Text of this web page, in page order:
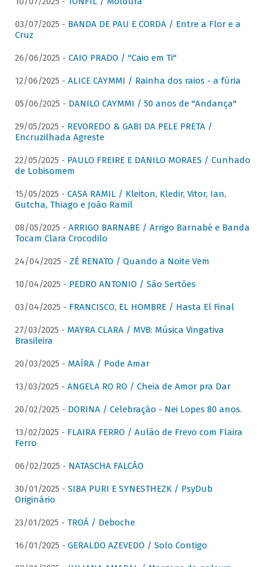
03/07/2025 - BANDA DE PAU E CORDA / Entre a Flor e a
Cruz
26/06/2025 - CAIO PRADO / "Caio em Ti"
12/06/2025 - ALICE CAYMMI / Rainha dos raios - a fúria
05/06/2025 - DANILO CAYMMI / 50 anos de "Andança"
29/05/2025 - REVOREDO & GABI DA PELE PRETA /
Encruzilhada Agreste
22/05/2025 - PAULO FREIRE E DANILO MORAES / Cunhado
de Lobisomem
15/05/2025 - CASA RAMIL / Kleiton, Kledir, Vitor, Ian,
Gutcha, Thiago e João Ramil
08/05/2025 - ARRIGO BARNABE / Arrigo Barnabé e Banda
Tocam Clara Crocodilo
24/04/2025 - ZÉ RENATO / Quando a Noite Vem
10/04/2025 - PEDRO ANTONIO / São Sertões
03/04/2025 - FRANCISCO, EL HOMBRE / Hasta El Final
27/03/2025 - MAYRA CLARA / MVB: Música Vingativa
Brasileira
20/03/2025 - MAÍRA / Pode Amar
13/03/2025 - ANGELA RO RO / Cheia de Amor pra Dar
20/02/2025 - DORINA / Celebração - Nei Lopes 80 anos.
13/02/2025 - FLAIRA FERRO / Aulão de Frevo com Flaira
Ferro
06/02/2025 - NATASCHA FALCÃO
30/01/2025 - SIBA PURI E SYNESTHEZK / PsyDub
Originário
23/01/2025 - TROÁ / Deboche
16/01/2025 - GERALDO AZEVEDO / Solo Contigo